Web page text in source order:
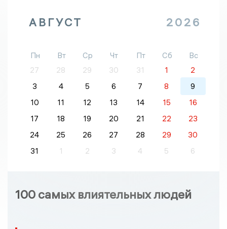
АВГУСТ 2026
Пн Вт Ср Чт Пт Сб
Вс
27
28 29 30 31 1
2
3
4 5 6 7 8
9
10
11 12 13 14 15
16
17
18 19 20 21 22
23
24
25 26 27 28 29
30
31
1 2 3 4 5 6
100 самых влиятельных людей